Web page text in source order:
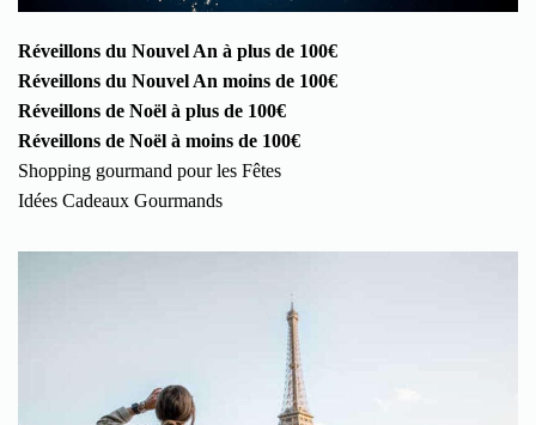
Réveillons du Nouvel An à plus de 100€
Réveillons du Nouvel An moins de 100€
Réveillons de Noël à plus de 100€
Réveillons de Noël à moins de 100€
Shopping gourmand pour les Fêtes
Idées Cadeaux Gourmands